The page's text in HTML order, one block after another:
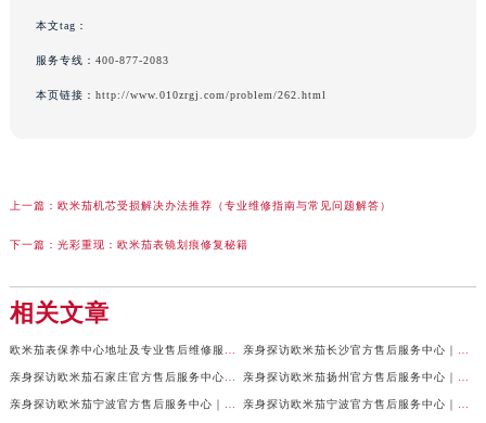
本文tag：
服务专线： 400-877-2083
本页链接： http://www.010zrgj.com/problem/262.html
上一篇： 欧米茄机芯受损解决办法推荐（专业维修指南与常见问题解答）
下一篇： 光彩重现：欧米茄表镜划痕修复秘籍
相关文章